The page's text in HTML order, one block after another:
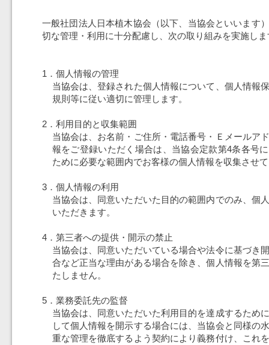
一般社団法人日本植木協会（以下、当協会といいます
切な管理・利用に十分配慮し、次の取り組みを実施し
1．個人情報の管理
当協会は、登録された個人情報について、個人情報
規則等に従い適切に管理します。
2．利用目的と収集範囲
当協会は、お名前・ご住所・電話番号・Ｅメールア
報をご登録いただく場合は、当協会定款第4条各号
ために必要な範囲内でお客様の個人情報を収集させ
3．個人情報の利用
当協会は、同意いただいた目的の範囲内でのみ、個
いただきます。
4．第三者への提供・開示の禁止
当協会は、同意いただいている場合や法令に基づき
合など正当な理由がある場合を除き、個人情報を第
たしません。
5．業務委託先の監督
当協会は、同意いただいた利用目的を達成するため
して個人情報を開示する場合には、当協会と同様の
重な管理を徹底するよう契約により義務付け、これ